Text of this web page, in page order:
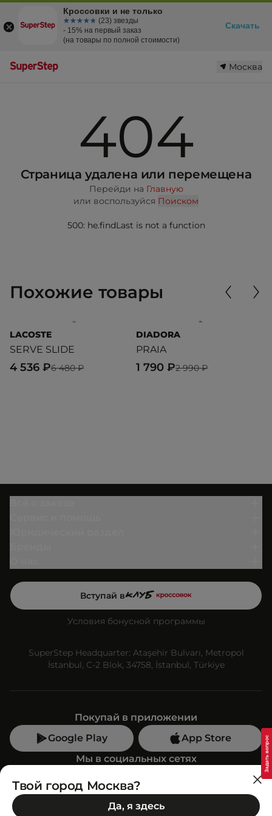
Москва
404
Страница удалена или перемещена
Перейди на Главную
или воспользуйся Поиском
500: he.findLast is not a function
Похожие товары
LACOSTE
SERVE SLIDE
6 480 ₽
4 536 ₽
DIADORA
PRAIA
2 990 ₽
1 790 ₽
Вступай в
Условия бонусной программы
SuperStep Headquarter: Ataşehir Bulvarı, Metropol
İstanbul, C-2 Blok, 34758, İstanbul, Türkiye
Покупай в приложении
Google Play
App Store
Мы в социальных сетях
Позвони нам
+7 (499) 350-55-33
Твой город Москва?
Да, я здесь
Кроссовки и не только
☆☆☆☆☆
★★★★★ (23) звезды
- 15% на первый заказ
(на товары по полной стоимости)
Скачать